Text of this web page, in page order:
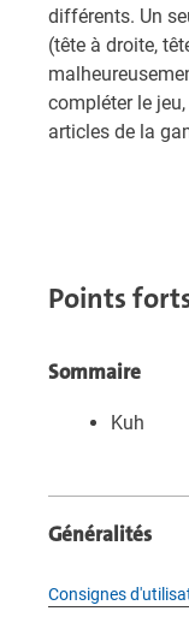
différents. Un
(tête à droite,
compléter le
articles de la
Points
Sommaire
Kuh
Généralités
Consignes